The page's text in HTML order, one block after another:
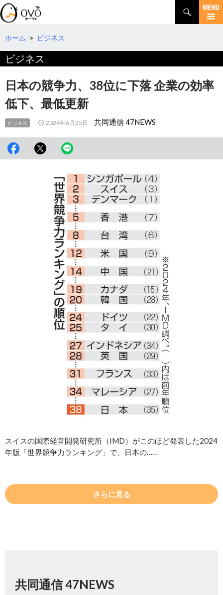
検
索
コ
テ
へ
ホーム > ビジネス
ビジネス
日本の競争力、38位に下落 企業の効率
低下、最低更新
ビジネス 2024年6月25日 共同通信 47NEWS
スイスの国際経営開発研究所（IMD）がこのほど発表した2024
年版「世界競争力ランキング」で、日本の……
さらに見る
共同通信 47NEWS